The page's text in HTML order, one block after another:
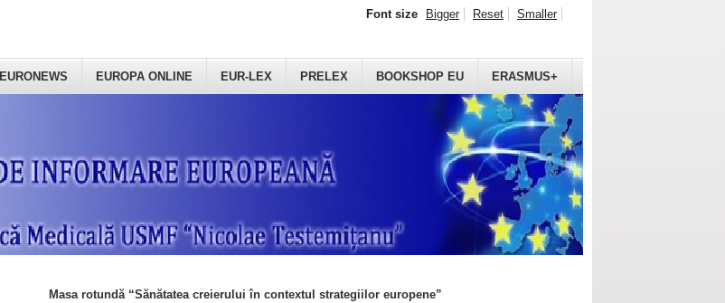
EURONEWS EUROPA ONLINE EUR-LEX PRELEX BOOKSHOP EU ERASMUS+
Font size Bigger Reset Smaller
Masa rotundă “Sănătatea creierului în contextul strategiilor europene”